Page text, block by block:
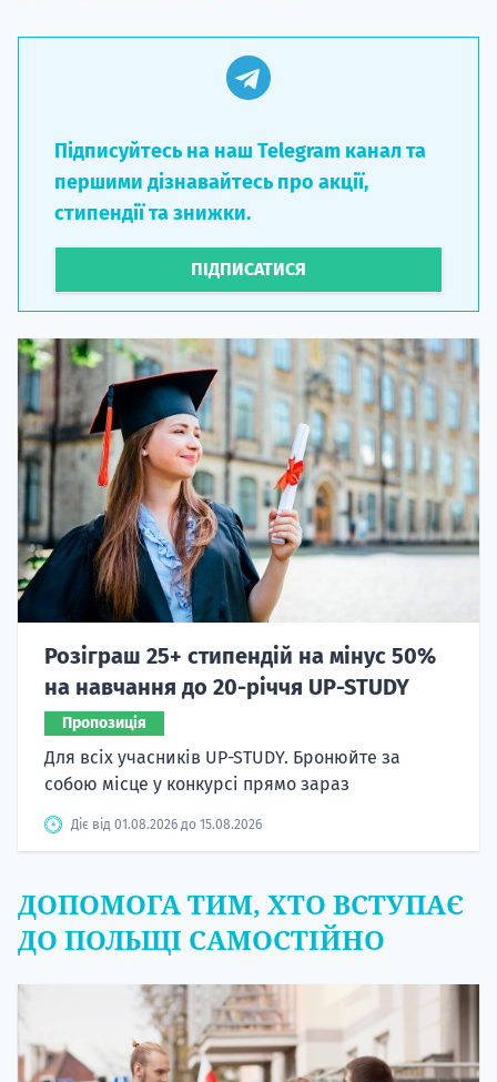
Підписуйтесь на наш Telegram канал та
першими дізнавайтесь про акції,
стипендії та знижки.
ПІДПИСАТИСЯ
Розіграш 25+ стипендій на мінус 50%
на навчання до 20-річчя UP-STUDY
Пропозиція
Для всіх учасників UP-STUDY. Бронюйте за
собою місце у конкурсі прямо зараз
Діє від 01.08.2026 до 15.08.2026
ДОПОМОГА ТИМ, ХТО ВСТУПАЄ
ДО ПОЛЬЩІ САМОСТІЙНО